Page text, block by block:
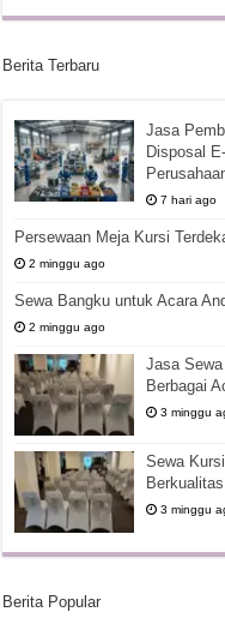
Berita Terbaru
Jasa
Disposal
7 hari ago
Persewaan Meja Kursi
2 minggu ago
Sewa Bangku untuk Acara
2 minggu ago
Jasa
Berbagai
3 minggu
Sewa
3 minggu
Berita Popular